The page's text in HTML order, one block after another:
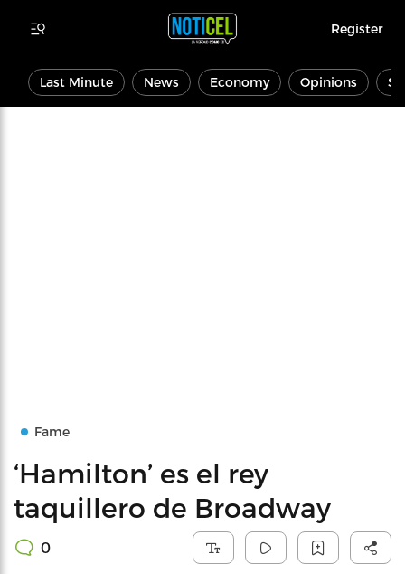
Register
Last Minute News Economy Opinions
Fame
‘Hamilton’ es el rey
taquillero de Broadway
0